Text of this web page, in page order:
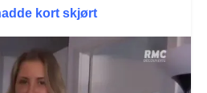
kort skjørt